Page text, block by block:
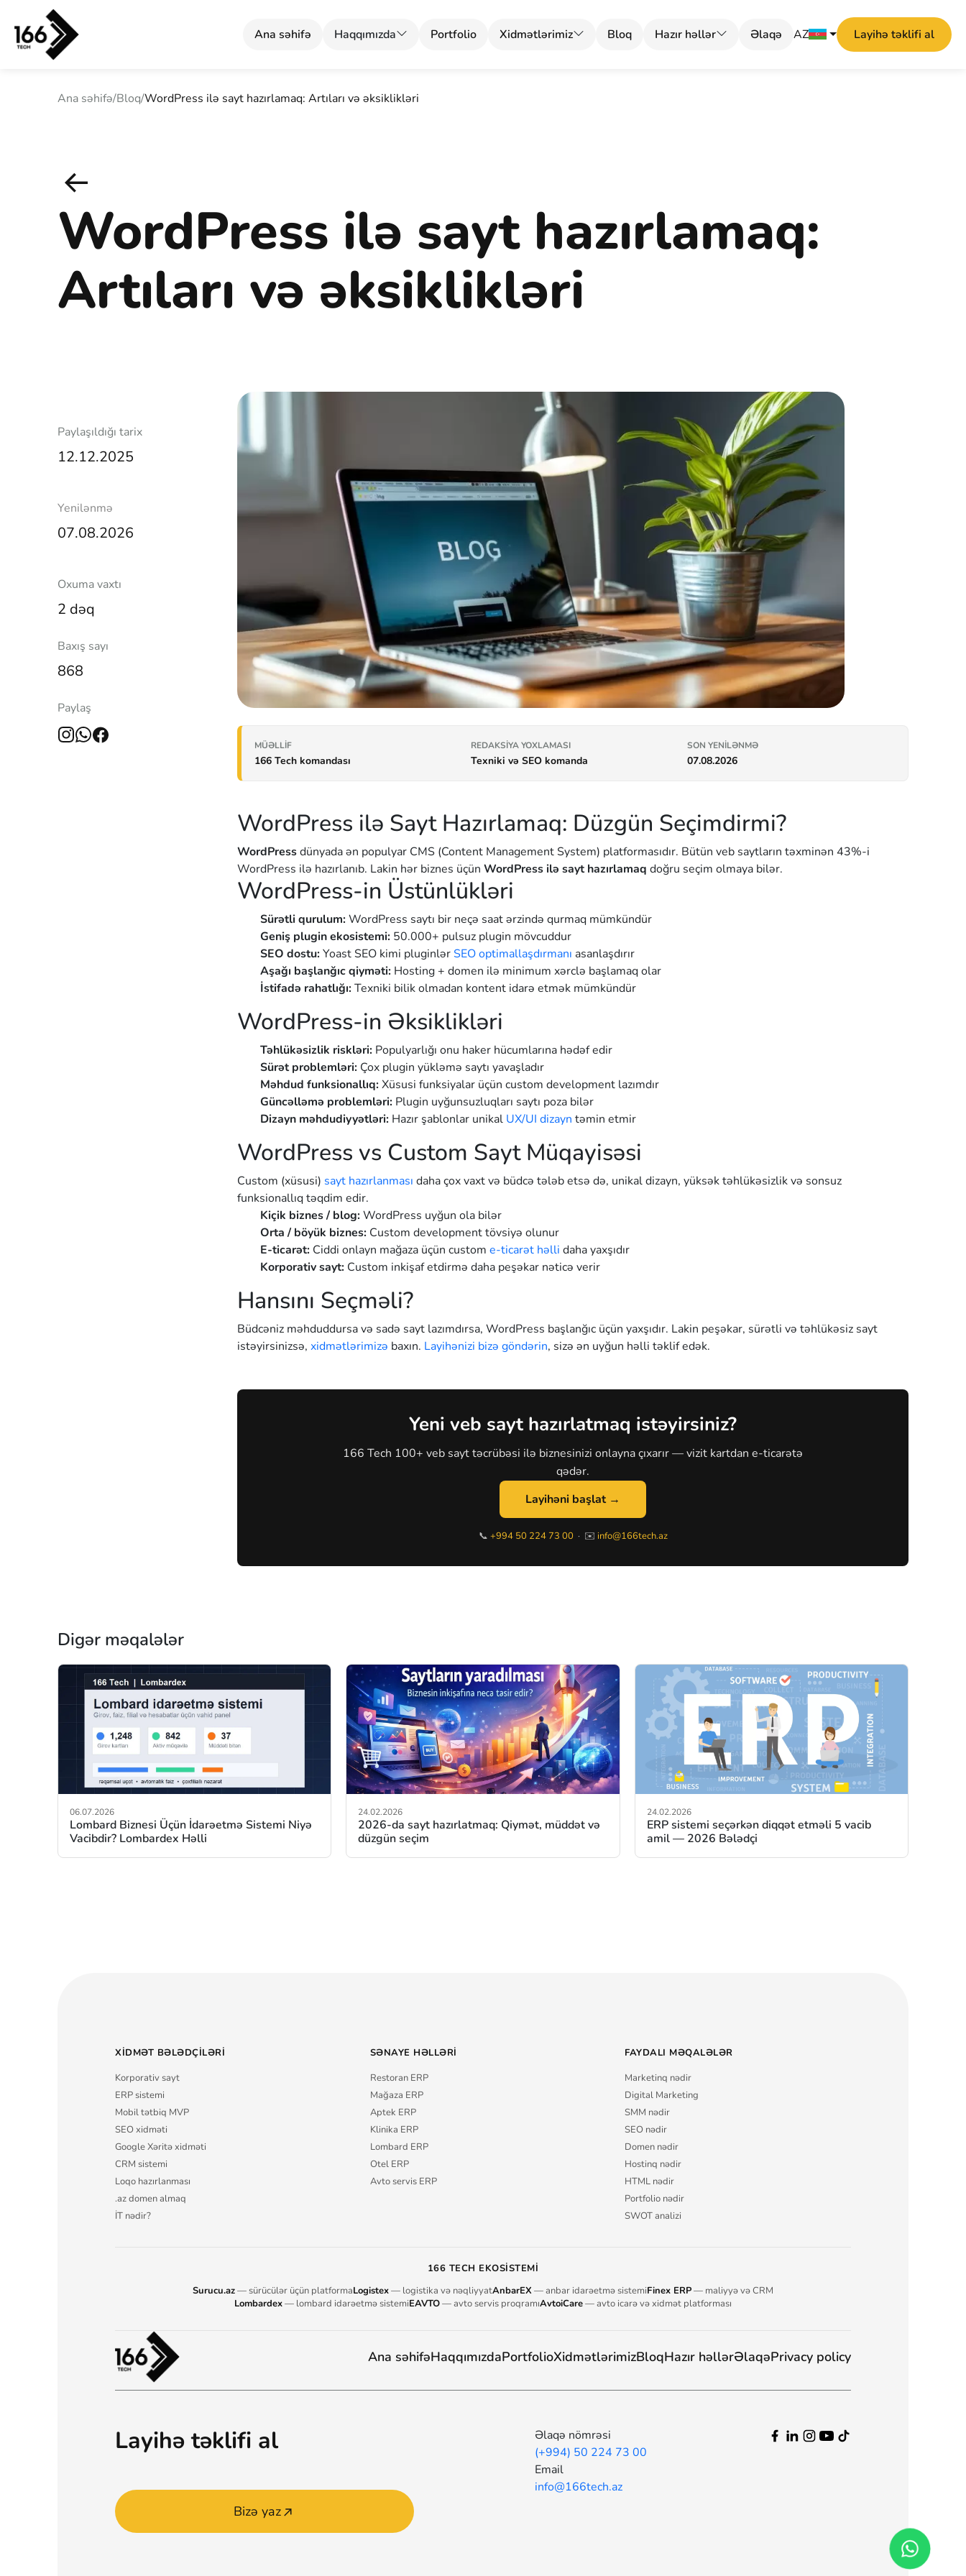
Ana səhifə Haqqımızda Portfolio Xidmətlərimiz Bloq Hazır həllər Əlaqə AZ Layihə təklifi al
Ana səhifə/Bloq/WordPress ilə sayt hazırlamaq: Artıları və əksiklikləri
WordPress ilə sayt hazırlamaq:
Artıları və əksiklikləri
Paylaşıldığı tarix
12.12.2025
Yenilənmə
07.08.2026
Oxuma vaxtı
2 dəq
Baxış sayı
868
Paylaş
MÜƏLLIF
166 Tech komandası
REDAKSIYA YOXLAMASI
Texniki və SEO komanda
SON YENILƏNMƏ
07.08.2026
WordPress ilə Sayt Hazırlamaq: Düzgün Seçimdirmi?
WordPressdünyada ən populyar CMS (Content Management System) platformasıdır. Bütün veb saytların təxminən 43%-i
WordPress ilə hazırlanıb. Lakin hər biznes üçün WordPress ilə sayt hazırlamaq doğru seçim olmaya bilər.
WordPress-in Üstünlükləri
Sürətli qurulum:WordPress saytı bir neçə saat ərzində qurmaq mümkündür
Geniş plugin ekosistemi: 50.000+ pulsuz plugin mövcuddur
SEO dostu:Yoast SEO kimi pluginlərSEO optimallaşdırmanı asanlaşdırır
Aşağı başlanğıc qiyməti: Hosting + domen ilə minimum xərclə başlamaq olar
İstifadə rahatlığı:Texniki bilik olmadan kontent idarə etmək mümkündür
WordPress-in Əksiklikləri
Təhlükəsizlik riskləri: Populyarlığı onu haker hücumlarına hədəf edir
Sürət problemləri: Çox plugin yükləmə saytı yavaşladır
Məhdud funksionallıq:Xüsusi funksiyalar üçün custom development lazımdır
Güncəlləmə problemləri: Plugin uyğunsuzluqları saytı poza bilər
Dizayn məhdudiyyətləri: Hazır şablonlar unikal UX/UI dizayn təmin etmir
WordPress vs Custom Sayt Müqayisəsi
Custom (xüsusi) sayt hazırlanması daha çox vaxt və büdcə tələb etsə də, unikal dizayn, yüksək təhlükəsizlik və sonsuz
funksionallıq təqdim edir.
Kiçik biznes / blog:WordPress uyğun ola bilər
Orta / böyük biznes: Custom development tövsiyə olunur
E-ticarət: Ciddi onlayn mağaza üçün custom e-ticarət həlli daha yaxşıdır
Korporativ sayt: Custom inkişaf etdirmə daha peşəkar nəticə verir
Hansını Seçməli?
Büdcəniz məhduddursa və sadə sayt lazımdırsa, WordPress başlanğıc üçün yaxşıdır. Lakin peşəkar, sürətli və təhlükəsiz sayt
istəyirsinizsə, xidmətlərimizə baxın. Layihənizi bizə göndərin, sizə ən uyğun həlli təklif edək.
Yeni veb sayt hazırlatmaq istəyirsiniz?
166 Tech 100+ veb sayt təcrübəsi ilə biznesinizi onlayna çıxarır — vizit kartdan e-ticarətə
qədər.
Layihəni başlat →
📞 +994 50 224 73 00 · ✉️ info@166tech.az
Digər məqalələr
06.07.2026
Lombard Biznesi Üçün İdarəetmə Sistemi Niyə
Vacibdir? Lombardex Həlli
24.02.2026
2026-da sayt hazırlatmaq: Qiymət, müddət və
düzgün seçim
24.02.2026
ERP sistemi seçərkən diqqət etməli 5 vacib
amil — 2026 Bələdçi
XIDMƏT BƏLƏDÇILƏRI
Korporativ sayt
ERP sistemi
Mobil tətbiq MVP
SEO xidməti
Google Xəritə xidməti
CRM sistemi
Loqo hazırlanması
.az domen almaq
İT nədir?
SƏNAYE HƏLLƏRI
Restoran ERP
Mağaza ERP
Aptek ERP
Klinika ERP
Lombard ERP
Otel ERP
Avto servis ERP
FAYDALI MƏQALƏLƏR
Marketinq nədir
Digital Marketing
SMM nədir
SEO nədir
Domen nədir
Hostinq nədir
HTML nədir
Portfolio nədir
SWOT analizi
166 TECH EKOSISTEMI
Surucu.az— sürücülər üçün platformaLogistex— logistika və nəqliyyatAnbarEX — anbar idarəetmə sistemiFinex ERP— maliyyə və CRM
Lombardex— lombard idarəetmə sistemiEAVTO— avto servis proqramıAvtoiCare— avto icarə və xidmət platforması
Ana səhifəHaqqımızdaPortfolioXidmətlərimizBloqHazır həllərƏlaqəPrivacy policy
Layihə təklifi al
Bizə yaz
Əlaqə nömrəsi
(+994) 50 224 73 00
Email
info@166tech.az